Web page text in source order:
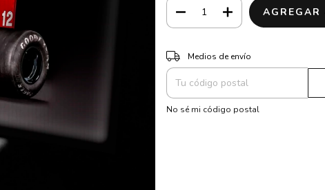
Entregas para el CP:
Medios de envío
No sé mi código postal